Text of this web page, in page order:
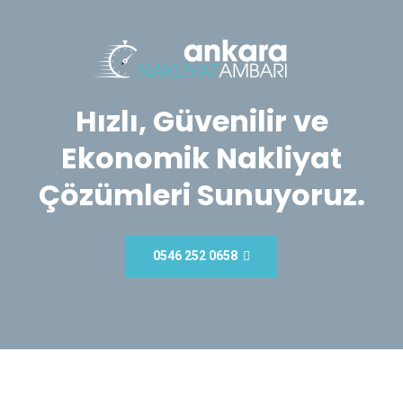
Hızlı, Güvenilir ve
Ekonomik Nakliyat
Çözümleri Sunuyoruz.
0546 252 0658